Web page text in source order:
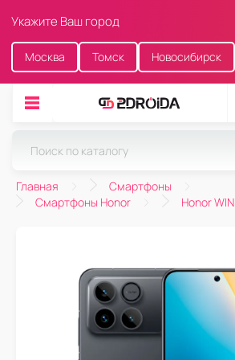
Укажите Ваш город
Москва Томск Новосибирск
Главная
Смартфоны
Смартфоны Honor
Honor WIN